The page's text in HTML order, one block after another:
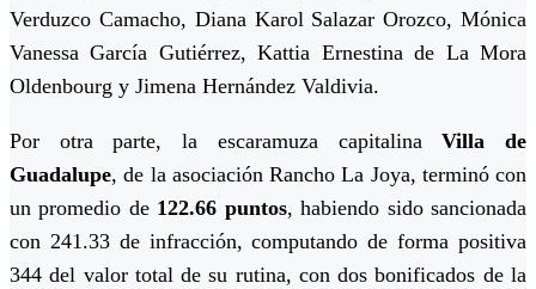
Verduzco Camacho, Diana Karol Salazar Orozco, Mónica
Vanessa García Gutiérrez, Kattia Ernestina de La Mora
Oldenbourg y Jimena Hernández Valdivia.
Por otra parte, la escaramuza capitalinaVilla de
Guadalupe, de la asociación Rancho La Joya, terminó con
un promedio de 122.66 puntos, habiendo sido sancionada
con 241.33 de infracción, computando de forma positiva
344 del valor total de su rutina, con dos bonificados de la